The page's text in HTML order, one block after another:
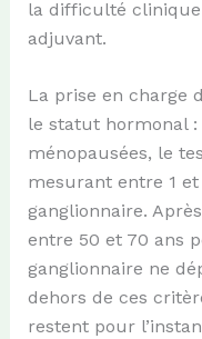
la difficulté
adjuvant.
La prise en charge
le statut hormonal
ménopausées, le
mesurant entre 1
ganglionnaire.
entre 50 et 70 ans
ganglionnaire ne
dehors de ces
restent pour